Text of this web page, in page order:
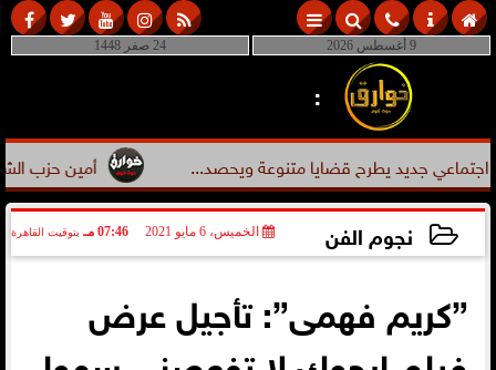
24 صفر 1448 9 أغسطس 2026
:
أمين حزب الشعب جديد يطرح قضايا متنوعة ويحصد...
نجوم الفن الخميس، 6 مايو 2021 07:46 مـ بتوقيت القاهرة
”كريم فهمى”: تأجيل عرض